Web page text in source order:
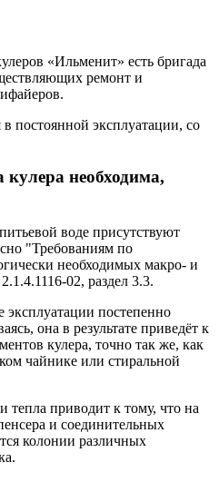
«Ильменит» есть бригада
ремонт и
постоянной эксплуатации, со
кулера необходима,
воде присутствуют
"Требованиям по
необходимых макро- и
02, раздел 3.3.
эксплуатации постепенно
она в результате приведёт к
кулера, точно так же, как
чайнике или стиральной
тепла приводит к тому, что на
и соединительных
колонии различных